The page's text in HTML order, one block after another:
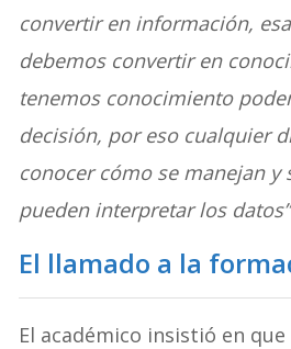
convertir en información,
debemos convertir en
tenemos conocimiento
decisión, por eso cualquier
conocer cómo se manejan y
pueden interpretar los
El llamado a la
El académico insistió en